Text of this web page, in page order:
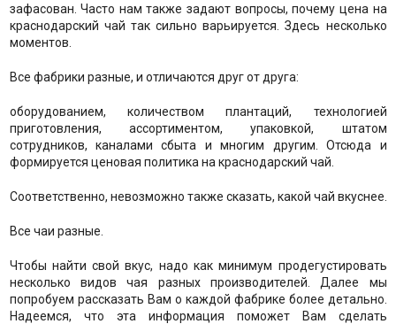
зафасован. Часто нам также задают вопросы, почему цена на
краснодарский чай так сильно варьируется. Здесь несколько
моментов.
Все фабрики разные, и отличаются друг от друга:
оборудованием, количеством плантаций, технологией
приготовления, ассортиментом, упаковкой, штатом
сотрудников, каналами сбыта и многим другим. Отсюда и
формируется ценовая политика на краснодарский чай.
Соответственно, невозможно также сказать, какой чай вкуснее.
Все чаи разные.
Чтобы найти свой вкус, надо как минимум продегустировать
несколько видов чая разных производителей. Далее мы
попробуем рассказать Вам о каждой фабрике более детально.
Надеемся, что эта информация поможет Вам сделать